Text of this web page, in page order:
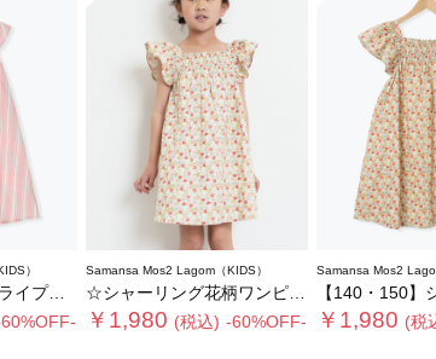
）
ワンピース
Samansa Mos2 Lagom（KIDS）
☆シャーリング花柄ワンピース
￥1,980 (税込) -60%OFF-
Samansa Mos2
【140・150】シャーリ
￥1,980 (税